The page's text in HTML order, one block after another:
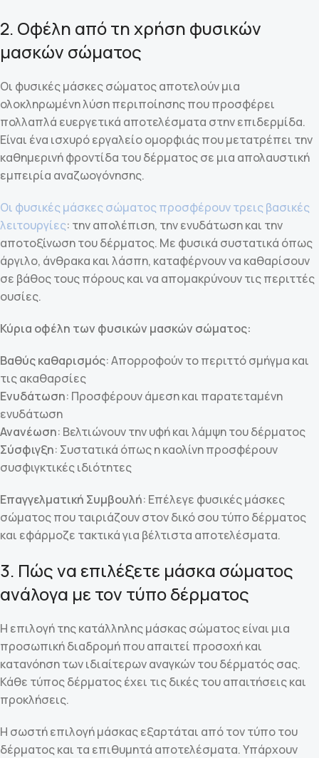
2. Οφέλη από τη χρήση φυσικών
μασκών σώματος
Οι φυσικές μάσκες σώματος αποτελούν μια
ολοκληρωμένη λύση περιποίησης που προσφέρει
πολλαπλά ευεργετικά αποτελέσματα στην επιδερμίδα.
Είναι ένα ισχυρό εργαλείο ομορφιάς που μετατρέπει την
καθημερινή φροντίδα του δέρματος σε μια απολαυστική
εμπειρία αναζωογόνησης.
Οι φυσικές μάσκες σώματος προσφέρουν τρεις βασικές
λειτουργίες: την απολέπιση, την ενυδάτωση και την
αποτοξίνωση του δέρματος. Με φυσικά συστατικά όπως
άργιλο, άνθρακα και λάσπη, καταφέρνουν να καθαρίσουν
σε βάθος τους πόρους και να απομακρύνουν τις περιττές
ουσίες.
Κύρια οφέλη των φυσικών μασκών σώματος:
Βαθύς καθαρισμός: Απορροφούν το περιττό σμήγμα και
τις ακαθαρσίες
Ενυδάτωση: Προσφέρουν άμεση και παρατεταμένη
ενυδάτωση
Ανανέωση: Βελτιώνουν την υφή και λάμψη του δέρματος
Σύσφιγξη: Συστατικά όπως η καολίνη προσφέρουν
συσφιγκτικές ιδιότητες
Επαγγελματική Συμβουλή: Επέλεγε φυσικές μάσκες
σώματος που ταιριάζουν στον δικό σου τύπο δέρματος
και εφάρμοζε τακτικά για βέλτιστα αποτελέσματα.
3. Πώς να επιλέξετε μάσκα σώματος
ανάλογα με τον τύπο δέρματος
Η επιλογή της κατάλληλης μάσκας σώματος είναι μια
προσωπική διαδρομή που απαιτεί προσοχή και
κατανόηση των ιδιαίτερων αναγκών του δέρματός σας.
Κάθε τύπος δέρματος έχει τις δικές του απαιτήσεις και
προκλήσεις.
Η σωστή επιλογή μάσκας εξαρτάται από τον τύπο του
δέρματος και τα επιθυμητά αποτελέσματα. Υπάρχουν